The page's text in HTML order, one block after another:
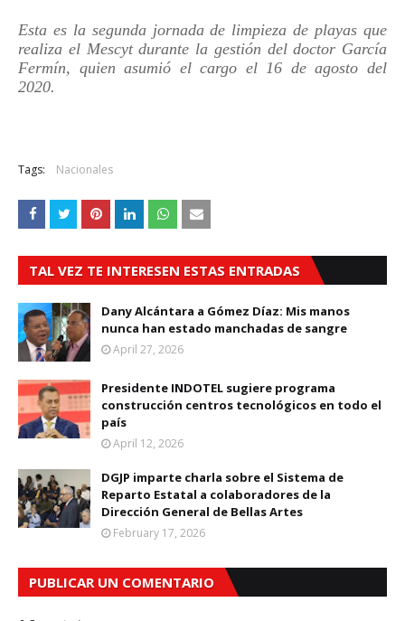
Esta es la segunda jornada de limpieza de playas que
realiza el Mescyt durante la gestión del doctor García
Fermín, quienasumió el cargo el 16 de agosto del
2020.
Tags: Nacionales
TAL VEZ TE INTERESEN ESTAS ENTRADAS
Dany Alcántara a Gómez Díaz: Mis manos
nunca han estado manchadas de sangre
April 27, 2026
Presidente INDOTEL sugiere programa
construcción centros tecnológicos en todo el
país
April 12, 2026
DGJP imparte charla sobre el Sistema de
Reparto Estatal a colaboradores de la
Dirección General de Bellas Artes
February 17, 2026
PUBLICAR UN COMENTARIO